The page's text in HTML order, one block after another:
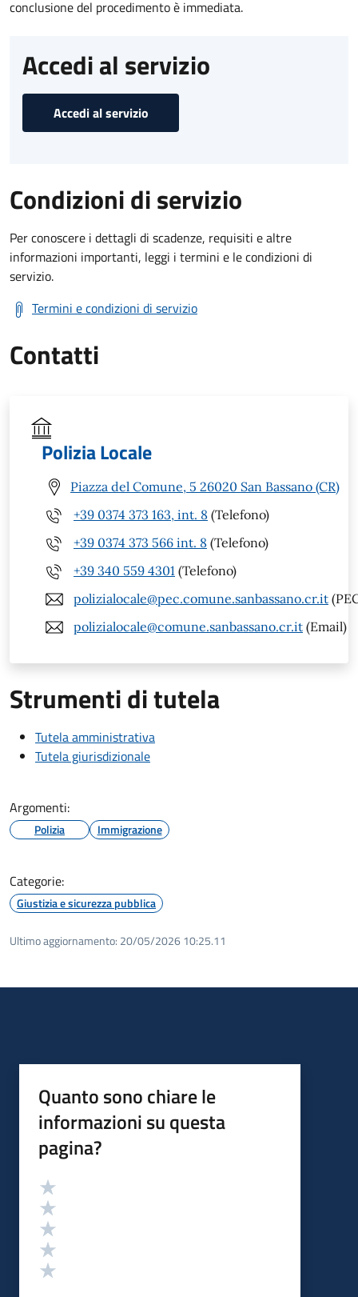
conclusione del procedimento è immediata.
Accedi al servizio
Accedi al servizio
Condizioni di servizio
Per conoscere i dettagli di scadenze, requisiti e altre
informazioni importanti, leggi i termini e le condizioni di
servizio.
Termini e condizioni di servizio
Contatti
Polizia Locale
Piazza del Comune, 5 26020 San Bassano (CR)
+39 0374 373 163, int. 8 (Telefono)
+39 0374 373 566 int. 8 (Telefono)
+39 340 559 4301 (Telefono)
polizialocale@pec.comune.sanbassano.cr.it
polizialocale@comune.sanbassano.cr.it (Email)
Strumenti di tutela
Tutela amministrativa
Tutela giurisdizionale
Argomenti:
Polizia Immigrazione
Categorie:
Giustizia e sicurezza pubblica
Ultimo aggiornamento: 20/05/2026 10:25.11
Quanto sono chiare le
informazioni su questa
pagina?
Valutazione